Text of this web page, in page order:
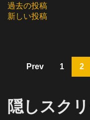
投
ー
過去の投稿
新しい投稿
Prev 1 2
隠しスク